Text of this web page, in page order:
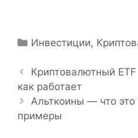
Р
б
р
и
к
Инвестиции,
а
в
и
г
Криптовалютный
как работает
Альткоины — что
примеры